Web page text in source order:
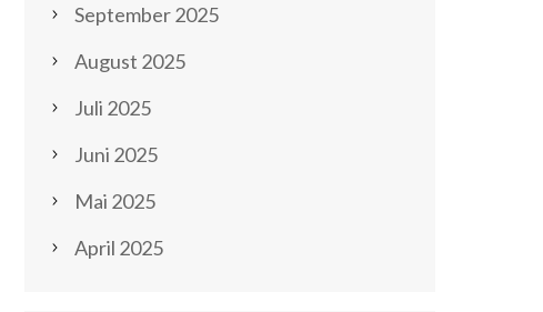
September 2025
August 2025
Juli 2025
Juni 2025
Mai 2025
April 2025